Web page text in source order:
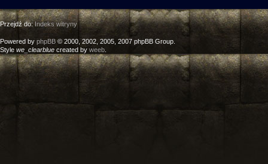
Przejdź do:Indeks witryny
Powered by phpBB © 2000, 2002, 2005, 2007 phpBB Group.
Style we_clearblue created by weeb